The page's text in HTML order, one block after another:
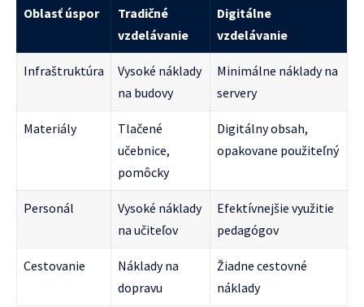
Oblasť úspor
Tradičné
vzdelávanie
Digitálne
vzdelávanie
Infraštruktúra
Vysoké náklady
na budovy
Minimálne náklady na
servery
Materiály
Tlačené
učebnice,
pomôcky
Digitálny obsah,
opakovane použiteľný
Personál
Vysoké náklady
na učiteľov
Efektívnejšie využitie
pedagógov
Cestovanie
Náklady na
dopravu
Žiadne cestovné
náklady